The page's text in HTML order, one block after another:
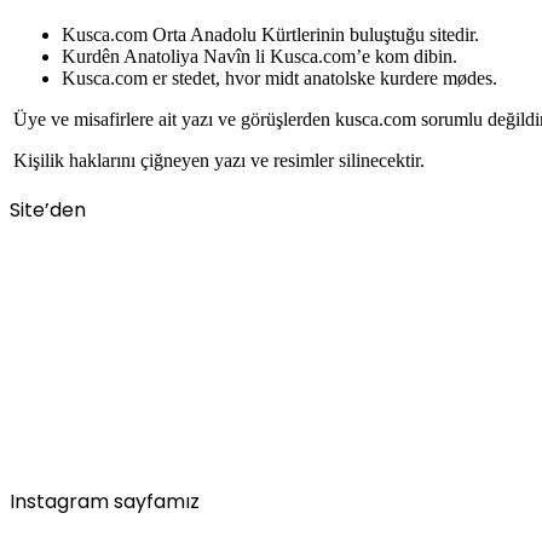
Kusca.com Orta Anadolu Kürtlerinin buluştuğu sitedir.
Kurdên Anatoliya Navîn li Kusca.com’e kom dibin.
Kusca.com er stedet, hvor midt anatolske kurdere mødes.
Üye ve misafirlere ait yazı ve görüşlerden kusca.com sorumlu
Kişilik haklarını çiğneyen yazı ve resimler silinecektir.
Site’den
Instagram sayfamız